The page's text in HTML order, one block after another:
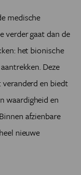
medische
verder gaat dan de
het bionische
Deze
en biedt
waardigheid en
afzienbare
nieuwe